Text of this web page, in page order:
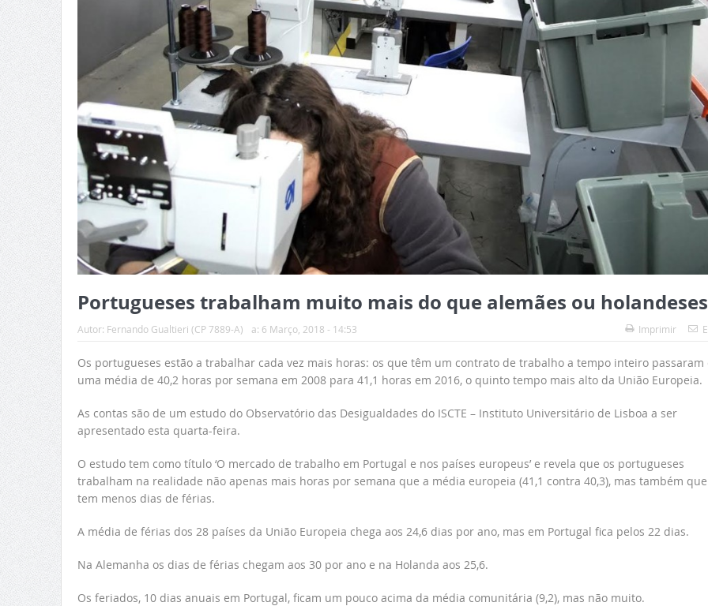
Portugueses trabalham muito mais do que alemães ou holandeses
Autor: Fernando Gualtieri (CP 7889-A) a: 6 Março, 2018 - 14:53 Imprimir
Os portugueses estão a trabalhar cada vez mais horas: os que têm um contrato de trabalho a tempo inteiro passaram
uma média de 40,2 horas por semana em 2008 para 41,1 horas em 2016, o quinto tempo mais alto da União Europeia.
As contas são de um estudo do Observatório das Desigualdades do ISCTE – Instituto Universitário de Lisboa a ser
apresentado esta quarta-feira.
O estudo tem como título ‘O mercado de trabalho em Portugal e nos países europeus’ e revela que os portugueses
trabalham na realidade não apenas mais horas por semana que a média europeia (41,1 contra 40,3), mas também que
tem menos dias de férias.
A média de férias dos 28 países da União Europeia chega aos 24,6 dias por ano, mas em Portugal fica pelos 22 dias.
Na Alemanha os dias de férias chegam aos 30 por ano e na Holanda aos 25,6.
Os feriados, 10 dias anuais em Portugal, ficam um pouco acima da média comunitária (9,2), mas não muito.